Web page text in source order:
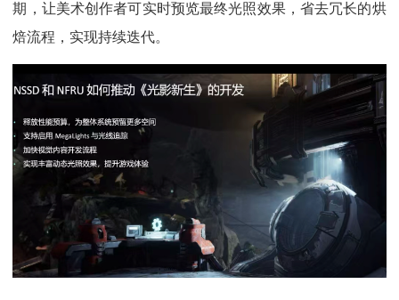
期，让美术创作者可实时预览最终光照效果，省去冗长的烘
焙流程，实现持续迭代。